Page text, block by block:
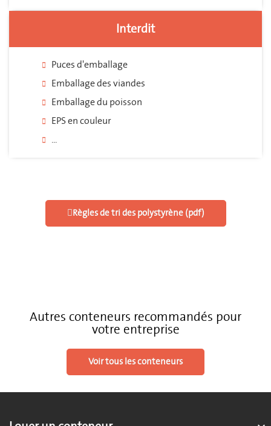
Interdit
Puces d'emballage
Emballage des viandes
Emballage du poisson
EPS en couleur
...
Règles de tri des polystyrène (pdf)
Autres conteneurs recommandés pour
votre entreprise
Voir tous les conteneurs